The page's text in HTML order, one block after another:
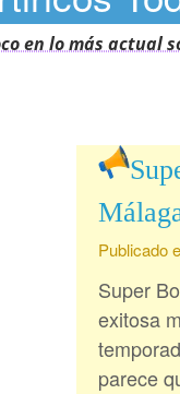
en lo más actual
Publicado
Super
exitosa
parece